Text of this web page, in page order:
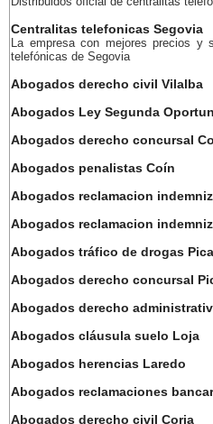
Centralitas telefonicas Segovia
La empresa con mejores precios y
telefónicas de Segovia
Abogados derecho civil Vilalba
Abogados Ley Segunda
Abogados derecho concursal
Abogados penalistas Coín
Abogados reclamacion
Abogados reclamacion
Abogados tráfico de drogas
Abogados derecho concursal
Abogados derecho
Abogados cláusula suelo Loja
Abogados herencias Laredo
Abogados reclamaciones
Abogados derecho civil Coria